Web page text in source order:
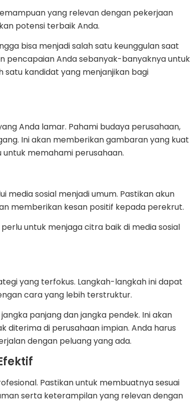
yang relevan dengan pekerjaan
potensi terbaik Anda.
bisa menjadi salah satu keunggulan saat
pencapaian Anda sebanyak-banyaknya untuk
kandidat yang menjanjikan bagi
Anda lamar. Pahami budaya perusahaan,
Ini akan memberikan gambaran yang kuat
memahami perusahaan.
sosial menjadi umum. Pastikan akun
memberikan kesan positif kepada perekrut.
untuk menjaga citra baik di media sosial
yang terfokus. Langkah-langkah ini dapat
cara yang lebih terstruktur.
panjang dan jangka pendek. Ini akan
diterima di perusahaan impian. Anda harus
dengan peluang yang ada.
Pastikan untuk membuatnya sesuai
serta keterampilan yang relevan dengan